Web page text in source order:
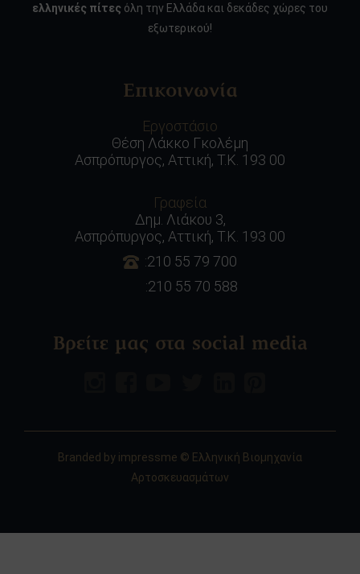
ελληνικές πίτες όλη την Ελλάδα και δεκάδες χώρες του
εξωτερικού!
Επικοινωνία
Εργοστάσιο
Θέση Λάκκο Γκολέμη
Ασπρόπυργος, Αττική, Τ.Κ. 193 00
Γραφεία
Δημ. Λιάκου 3,
Ασπρόπυργος, Αττική, Τ.Κ. 193 00
:210 55 79 700
:210 55 70 588
Βρείτε μας στα social media
Branded by impressme © Ελληνική Βιομηχανία
Αρτοσκευασμάτων